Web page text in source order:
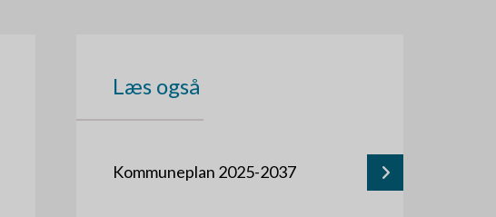
Læs også
Kommuneplan 2025-2037